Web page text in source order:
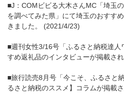
■J：COMビビる大木さんMC「埼玉
を調べてみた県」にて埼玉のおすす
きました。 (2021/4/23)
■週刊女性3/16号「ふるさと納税達人
すめ返礼品のインタビューが掲載さ
■旅行読売8月号「今こそ、ふるさと
るさと納税のススメ】コラムが掲載